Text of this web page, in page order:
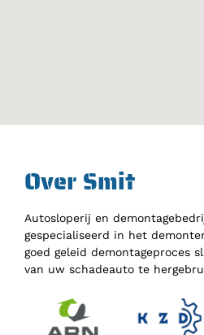
Over Smit
Autosloperij en
gespecialiseerd in het
goed geleid demontageproces
van uw schadeauto te